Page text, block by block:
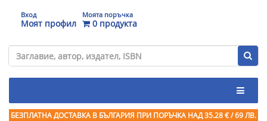
Вход
Моят профил
Моята поръчка
0 продукта
БЕЗПЛАТНА ДОСТАВКА В БЪЛГАРИЯ ПРИ ПОРЪЧКА НАД 35.28 € / 69 ЛВ.